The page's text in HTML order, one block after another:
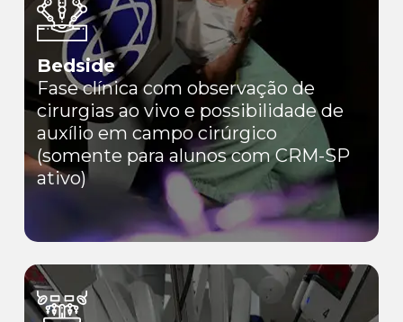
Bedside
Fase clínica com observação de
cirurgias ao vivo e possibilidade de
auxílio em campo cirúrgico
(somente para alunos com CRM-SP
ativo)